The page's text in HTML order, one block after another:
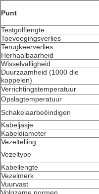
Punt
Testgolflengte
Toevoegingsverlies
Terugkeerverlies
Herhaalbaarheid
Wisselvalligheid
Duurzaamheid (1000 die
koppelen)
Verrichtingstemperatuur
Opslagtemperatuur
Schakelaarbeëindigen
Kabeljasje
Kabeldiameter
Vezeltelling
Vezeltype
Kabellengte
Vezelmerk
Vuurvast